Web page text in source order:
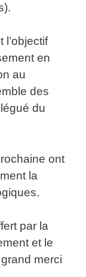
l’objectif
en
au
des
du
ont
la
par la
et le
merci